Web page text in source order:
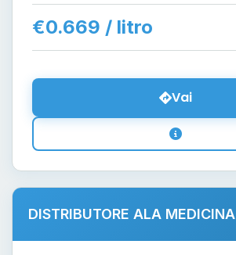
€0.669 / litro
Vai
DISTRIBUTORE ALA MEDICINA